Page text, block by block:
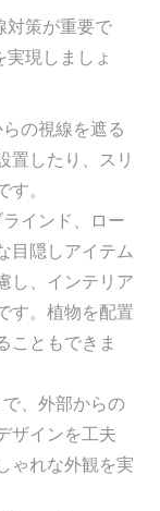
対策が重要で
現しましょ
の視線を遮る
置したり、スリ
。
インド、ロー
目隠しアイテム
し、インテリア
す。植物を配置
こともできま
、外部からの
ザインを工夫
ゃれな外観を実